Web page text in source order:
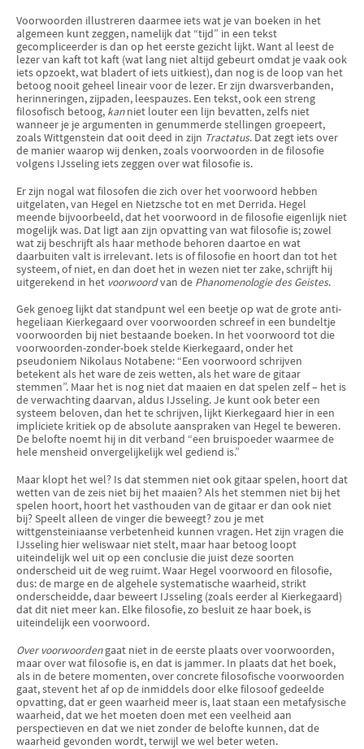
Voorwoorden illustreren daarmee iets wat je van boeken in het
algemeen kunt zeggen, namelijk dat “tijd” in een tekst
gecompliceerder is dan op het eerste gezicht lijkt. Want al leest de
lezer van kaft tot kaft (wat lang niet altijd gebeurt omdat je vaak ook
iets opzoekt, wat bladert of iets uitkiest), dan nog is de loop van het
betoog nooit geheel lineair voor de lezer. Er zijn dwarsverbanden,
herinneringen, zijpaden, leespau­zes. Een tekst, ook een streng
filosofisch betoog, kanniet louter een lijn bevatten, zelfs niet
wanneer je je argumenten in genummerde stellingen groepeert,
zoals Wittgenstein dat ooit deed in zijn Tractatus. Dat zegt iets over
de manier waarop wij denken, zoals voorwoorden in de filosofie
volgens IJsseling iets zeggen over wat filosofie is.
Er zijn nogal wat filosofen die zich over het voorwoord hebben
uitgelaten, van Hegel en Nietzsche tot en met Derrida. Hegel
meende bijvoorbeeld, dat het voorwoord in de filosofie eigenlijk niet
mogelijk was. Dat ligt aan zijn opvatting van wat filosofie is; zowel
wat zij be­schrijft als haar methode behoren daartoe en wat
daarbuiten valt is irrelevant. Iets is of filosofie en hoort dan tot het
systeem, of niet, en dan doet het in wezen niet ter zake, schrijft hij
uitgerekend in het voorwoordvan de Phanomenologie des Geistes.
Gek genoeg lijkt dat standpunt wel een beetje op wat de grote anti-
hegeliaan Kierkegaard over voorwoorden schreef in een bundeltje
voorwoorden bij niet bestaande boeken. In het voorwoord tot die
voor­woorden-zonder-boek stelde Kierkegaard, onder het
pseudoniem Niko­laus Notabene: “Een voorwoord schrijven
betekent als het ware de zeis wetten, als het ware de gitaar
stemmen”. Maar het is nog nietdat maaien en dat spelen zelf – het is
de verwachting daarvan, aldus IJsseling. Je kunt ook beter een
systeem beloven, dan het te schrijven, lijkt Kierkegaard hier in een
impliciete kritiek op de absolute aanspraken van Hegel te beweren.
De belofte noemt hij in dit verband “een bruispoe­der waarmee de
hele mensheid onvergelijkelijk wel gediend is.”
Maar klopt het wel? Is dat stemmen niet ook gitaar spelen, hoort dat
wetten van de zeis niet bij het maaien? Als het stemmen niet bij het
spelen hoort, hoort het vasthouden van de gitaar er dan ook niet
bij? Speelt alleen de vinger die beweegt? zou je met
wittgensteiniaanse verbetenheid kunnen vragen. Het zijn vragen die
IJsseling hier weliswaar niet stelt, maar haar betoog loopt
uiteindelijk wel uit op een conclusie die juist deze soorten
onderscheid uit de weg ruimt. Waar Hegel voor­woord en filosofie,
dus: de marge en de algehele systematische waarheid, strikt
onderscheidde, daar beweert IJsseling (zoals eerder al Kierkeg­aard)
dat dit niet meer kan. Elke filosofie, zo besluit ze haar boek, is
uiteindelijk een voorwoord.
Over voorwoordengaat niet in de eerste plaats over voorwoor­den,
maar over wat filosofie is, en dat is jammer. In plaats dat het boek,
als in de betere momenten, over concrete filosofische voorwoorden
gaat, stevent het af op de inmiddels door elke filosoof gedeelde
opvatting, dat er geen waarheid meer is, laat staan een metafysische
waarheid, dat we het moeten doen met een veelheid aan
perspectieven en dat we niet zonder de belofte kunnen, dat de
waarheid gevonden wordt, terwijl we wel beter weten.